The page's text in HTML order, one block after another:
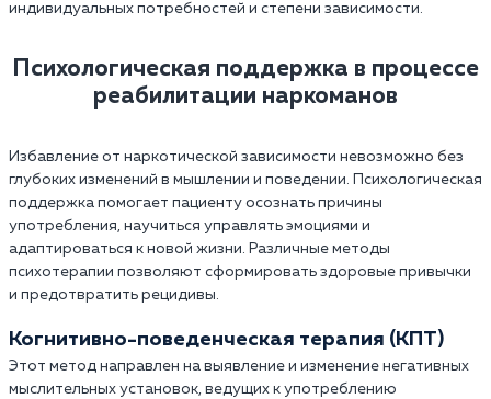
индивидуальных потребностей и степени зависимости.
Психологическая поддержка в процессе
реабилитации наркоманов
Избавление от наркотической зависимости невозможно без
глубоких изменений в мышлении и поведении. Психологическая
поддержка помогает пациенту осознать причины
употребления, научиться управлять эмоциями и
адаптироваться к новой жизни. Различные методы
психотерапии позволяют сформировать здоровые привычки
и предотвратить рецидивы.
Когнитивно-поведенческая терапия (КПТ)
Этот метод направлен на выявление и изменение негативных
мыслительных установок, ведущих к употреблению